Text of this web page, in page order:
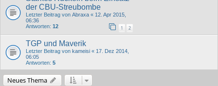
der CBU-Streubombe
Letzter Beitrag von Abraxa « 12. Apr 2015,
06:36
Antworten: 12 1 2
TGP und Maverik
Letzter Beitrag von kameisi « 17. Dez 2014,
06:05
Antworten: 5
Neues Thema